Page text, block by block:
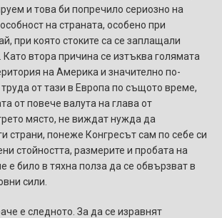
и това би попречило сериозно на
на страната, особено при
при която стоките са се заплащали
Като втора причина се изтъква голямата
на Америка и значително по-
от тази в Европа по същото време,
от повече валута на глава от
място, не виждат нужда да
страни, понеже Конгресът сам по себе си
стойността, размерите и пробата на
е било в тяхна полза да се обвързват в
сили.
е следното. За да се изравнят